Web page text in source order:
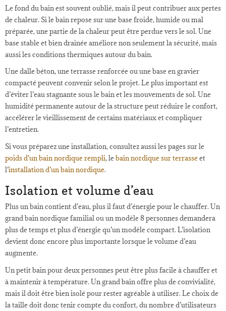
Le fond du bain est souvent oublié, mais il peut contribuer aux pertes
de chaleur. Si le bain repose sur une base froide, humide ou mal
préparée, une partie de la chaleur peut être perdue vers le sol. Une
base stable et bien drainée améliore non seulement la sécurité, mais
aussi les conditions thermiques autour du bain.
Une dalle béton, une terrasse renforcée ou une base en gravier
compacté peuvent convenir selon le projet. Le plus important est
d’éviter l’eau stagnante sous le bain et les mouvements de sol. Une
humidité permanente autour de la structure peut réduire le confort,
accélérer le vieillissement de certains matériaux et compliquer
l’entretien.
Si vous préparez une installation, consultez aussi les pages sur le
poids d’un bain nordique rempli, lebain nordique sur terrasseet
l’installation d’un bain nordique.
Isolation et volume d’eau
Plus un bain contient d’eau, plus il faut d’énergie pour le chauffer. Un
grand bain nordique familial ou un modèle 8 personnes demandera
plus de temps et plus d’énergie qu’un modèle compact. L’isolation
devient donc encore plus importante lorsque le volume d’eau
augmente.
Un petit bain pour deux personnes peut être plus facile à chauffer et
à maintenir à température. Un grand bain offre plus de convivialité,
mais il doit être bien isolé pour rester agréable à utiliser. Le choix de
la taille doit donc tenir compte du confort, du nombre d’utilisateurs